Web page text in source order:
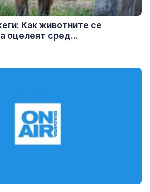
Как животните се
оцелеят сред...